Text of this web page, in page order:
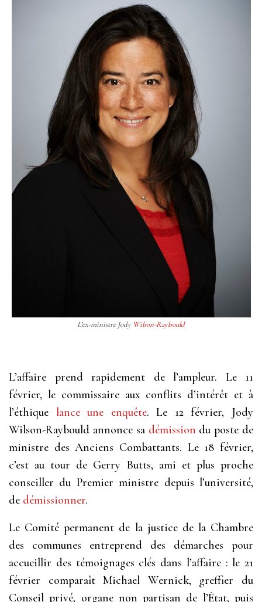
L’ex-ministre Jody Wilson-Raybould
L’affaire prend rapidement de l’ampleur. Le 11
février, le commissaire aux conflits d’intérêt et à
l’éthique lance une enquête. Le 12 février, Jody
Wilson-Raybould annonce sa démission du poste de
ministre des Anciens Combattants. Le 18 février,
c’est au tour de Gerry Butts, ami et plus proche
conseiller du Premier ministre depuis l’université,
de démissionner.
Le Comité permanent de la justice de la Chambre
des communes entreprend des démarches pour
accueillir des témoignages clés dans l’affaire : le 21
février comparaît Michael Wernick, greffier du
Conseil privé, organe non partisan de l’État, puis